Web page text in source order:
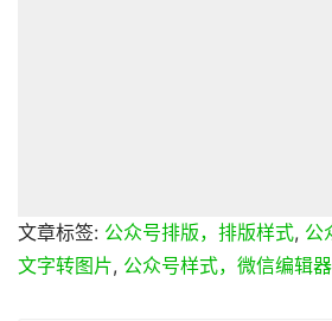
文章标签: 公众号排版，排版样式, 公
文字转图片, 公众号样式，微信编辑器